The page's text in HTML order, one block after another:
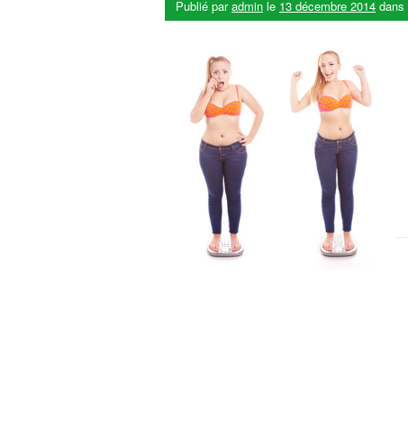
Publié paradmin le 13 décembre 2014 dans